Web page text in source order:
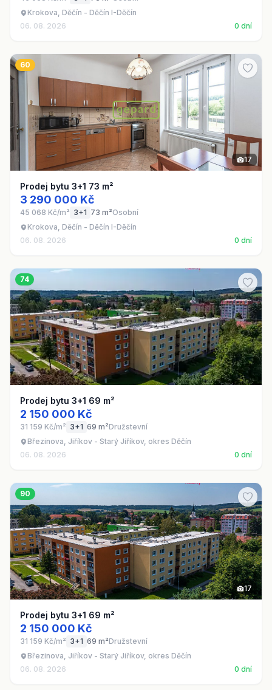
Krokova, Děčín - Děčín I-Děčín
06. 08. 2026
0 dní
60
17
Prodej bytu 3+1 73 m²
3 290 000 Kč
45 068 Kč/m² 3+1 73 m²Osobní
Krokova, Děčín - Děčín I-Děčín
06. 08. 2026
0 dní
74
Prodej bytu 3+1 69 m²
2 150 000 Kč
31 159 Kč/m² 3+1 69 m²Družstevní
Březinova, Jiříkov - Starý Jiříkov, okres Děčín
06. 08. 2026
0 dní
90
17
Prodej bytu 3+1 69 m²
2 150 000 Kč
31 159 Kč/m² 3+1 69 m²Družstevní
Březinova, Jiříkov - Starý Jiříkov, okres Děčín
06. 08. 2026
0 dní